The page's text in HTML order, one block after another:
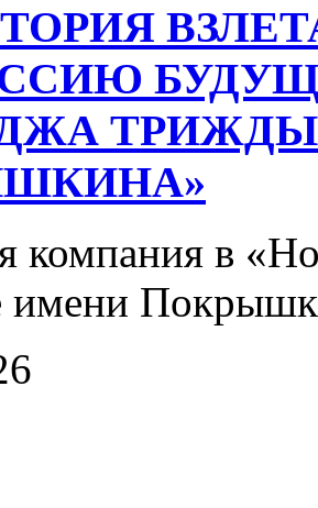
ТРИЖДЫ
компания в
имени